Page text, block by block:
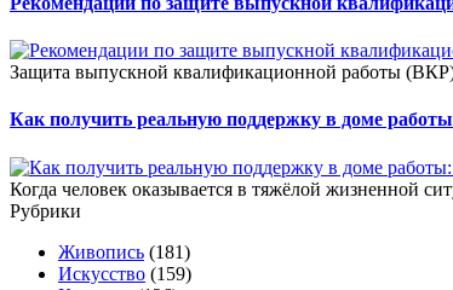
Защита выпускной квалификационной работы (ВКР)
Как получить реальную поддержку в доме
Когда человек оказывается в тяжёлой жизненной
Рубрики
Живопись (181)
Искусство (159)